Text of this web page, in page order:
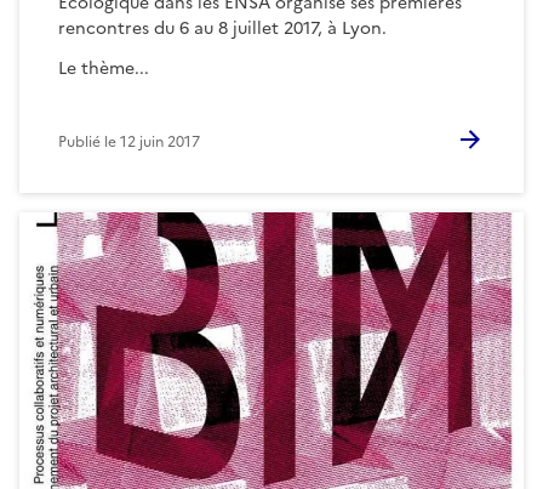
rencontres du 6 au 8 juillet 2017, à Lyon.
Le thème...
Publié le12 juin 2017